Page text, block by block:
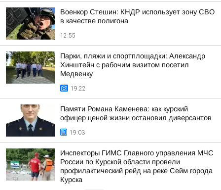
Военкор Стешин: КНДР использует зону СВО
в качестве полигона
12:55
Парки, пляжи и спортплощадки: Александр
Хинштейн с рабочим визитом посетил
Медвенку
19:22
Памяти Романа Каменева: как курский
офицер ценой жизни остановил диверсантов
19:03
Инспекторы ГИМС Главного управления МЧС
России по Курской области провели
профилактический рейд на реке Сейм города
Курска